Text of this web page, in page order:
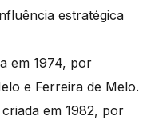
estratégica
em 1974, por
e Ferreira de Melo.
em 1982, por